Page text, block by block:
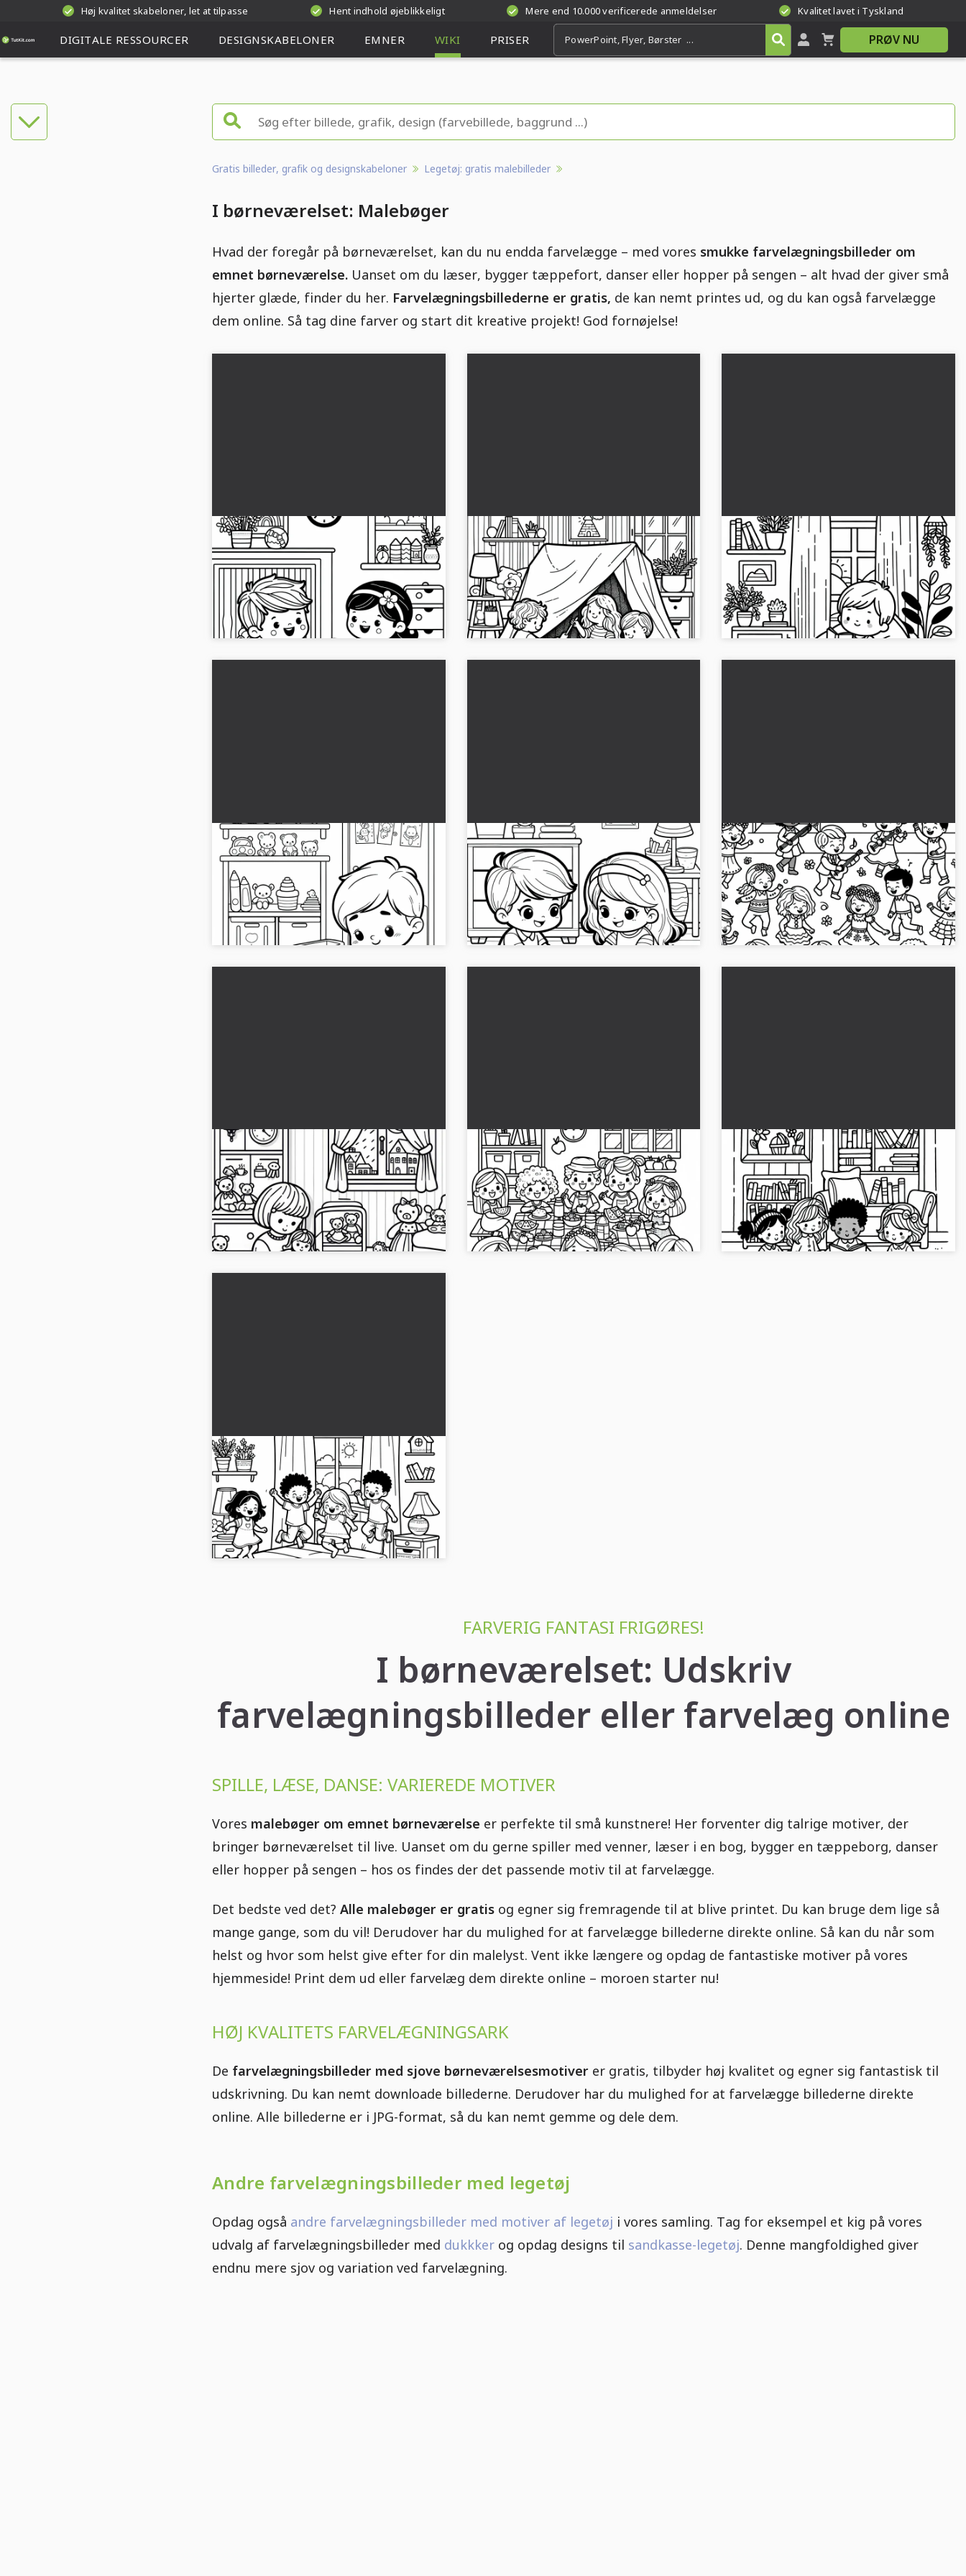
Høj kvalitet skabeloner, let at tilpasse Hent indhold øjeblikkeligt Mere end 10.000 verificerede anmeldelser Kvalitet lavet i Tyskland
DIGITALE RESSOURCER DESIGNSKABELONER EMNER WIKI PRISER PRØV NU
Gratis billeder, grafik og designskabeloner Legetøj: gratis malebilleder
I børneværelset: Malebøger
Hvad der foregår på børneværelset, kan du nu endda farvelægge – med vores smukke farvelægningsbilleder om
emnet børneværelse. Uanset om du læser, bygger tæppefort, danser eller hopper på sengen – alt hvad der giver små
hjerter glæde, finder du her. Farvelægningsbillederne er gratis, de kan nemt printes ud, og du kan også farvelægge
dem online. Så tag dine farver og start dit kreative projekt! God fornøjelse!
To børn leger gladeligt i
børneværelset - Malebillede gratis
Børneværelse fyldt med sjov: To børn leger
glad! Download den gratis farvelægning nu....
Børn bygger tæppeborg i
børneværelset – Gratis
farvelægningsbillede
Giv din kreativitet et boost med vores
malebillede! Oplev loftslottet på børneværelset
og hent billedet gratis nu....
Barnet sidder hyggeligt på
sækkestolen i børneværelset -
Malebillede gratis
Et kreativt malebillede af et barn i et
børneværelse venter på dig. Download det
gratis nu og begynd straks at farvelægge!...
Barn rydder op på børneværelset -
gratis malerværksted
Skab kreativitet med denne maleblanke, der
viser et barn, der rydder op. Download den
gratis nu og farvelæg!...
Børn leger på tæppet med
legetøjsbiler i børneværelset –
gratis maleark
Mal de glade børn i børneværelset og
download malerkladden gratis!...
Børn danser lystigt til musikken i
børneværelset - Malebillede gratis
Oplev glæden ved de dansende børn i
børneværelset. Download det gratis
malebillede nu!...
Barnet leger hyggeligt med dukker i
børneværelset – Gratis
farvelægning at downloade
Oplev kreativ sjov med vores malebillede! Et
barn leger med dukker på børneværelset.
Download billedet gratis nu!...
Børn holder en sjov picnic i
børneværelset - Malebillede gratis
Giv denne farverige picnic i børneværelset dit
personlige præg. Download malebilledet gratis
nu!...
Børn læser sammen en billedbog i
børneværelset som gratis
malerhjælpemiddel
Forlæng dig i den farverige verden af
udfarvning! Børn læser sammen i
børneværelset. Download farvearket gratis!...
Børn hopper glade rundt på sengen
i børneværelset – Malebillede gratis
Lad din kreativitet blomstre med denne
malebogsside af glade børn i et børneværelse.
Download og farvelæg helt gratis nu!...
FARVERIG FANTASI FRIGØRES!
I børneværelset: Udskriv
farvelægningsbilleder eller farvelæg online
SPILLE, LÆSE, DANSE: VARIEREDE MOTIVER
Vores malebøger om emnet børneværelse er perfekte til små kunstnere! Her forventer dig talrige motiver, der
bringer børneværelset til live. Uanset om du gerne spiller med venner, læser i en bog, bygger en tæppeborg, danser
eller hopper på sengen – hos os findes der det passende motiv til at farvelægge.
Det bedste ved det? Alle malebøger er gratis og egner sig fremragende til at blive printet. Du kan bruge dem lige så
mange gange, som du vil! Derudover har du mulighed for at farvelægge billederne direkte online. Så kan du når som
helst og hvor som helst give efter for din malelyst. Vent ikke længere og opdag de fantastiske motiver på vores
hjemmeside! Print dem ud eller farvelæg dem direkte online – moroen starter nu!
HØJ KVALITETS FARVELÆGNINGSARK
De farvelægningsbilleder med sjove børneværelsesmotiver er gratis, tilbyder høj kvalitet og egner sig fantastisk til
udskrivning. Du kan nemt downloade billederne. Derudover har du mulighed for at farvelægge billederne direkte
online. Alle billederne er i JPG-format, så du kan nemt gemme og dele dem.
Andre farvelægningsbilleder med legetøj
Opdag også andre farvelægningsbilleder med motiver af legetøj i vores samling. Tag for eksempel et kig på vores
udvalg af farvelægningsbilleder med dukkker og opdag designs til sandkasse-legetøj. Denne mangfoldighed giver
endnu mere sjov og variation ved farvelægning.